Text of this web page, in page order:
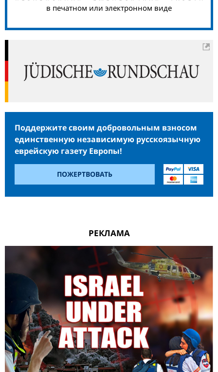
в печатном или электронном виде
Поддержите своим добровольным взносом
единственную независимую русскоязычную
еврейскую газету Европы!
ПОЖЕРТВОВАТЬ
РЕКЛАМА